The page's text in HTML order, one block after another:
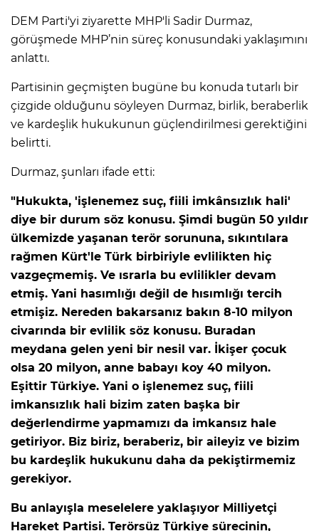
DEM Parti'yi ziyarette MHP'li Sadir Durmaz,
görüşmede MHP’nin süreç konusundaki yaklaşımını
anlattı.
Partisinin geçmişten bugüne bu konuda tutarlı bir
çizgide olduğunu söyleyen Durmaz, birlik, beraberlik
ve kardeşlik hukukunun güçlendirilmesi gerektiğini
belirtti.
Durmaz, şunları ifade etti:
"Hukukta, 'işlenemez suç, fiili imkânsızlık hali'
diye bir durum söz konusu. Şimdi bugün 50 yıldır
ülkemizde yaşanan terör sorununa, sıkıntılara
rağmen Kürt'le Türk birbiriyle evlilikten hiç
vazgeçmemiş. Ve ısrarla bu evlilikler devam
etmiş. Yani hasımlığı değil de hısımlığı tercih
etmişiz. Nereden bakarsanız bakın 8-10 milyon
civarında bir evlilik söz konusu. Buradan
meydana gelen yeni bir nesil var. İkişer çocuk
olsa 20 milyon, anne babayı koy 40 milyon.
Eşittir Türkiye. Yani o işlenemez suç, fiili
imkansızlık hali bizim zaten başka bir
değerlendirme yapmamızı da imkansız hale
getiriyor. Biz biriz, beraberiz, bir aileyiz ve bizim
bu kardeşlik hukukunu daha da pekiştirmemiz
gerekiyor.
Bu anlayışla meselelere yaklaşıyor Milliyetçi
Hareket Partisi. Terörsüz Türkiye sürecinin,